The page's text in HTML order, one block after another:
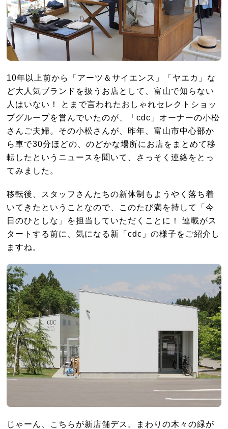
10年以上前から「アーツ＆サイエンス」「ヤエカ」な
ど大人気ブランドを扱うお店として、富山で知らない
人はいない！ とまで言われたおしゃれセレクトショッ
プグループを営んでいたのが、「cdc」オーナーの小松
さんご夫婦。その小松さんが、昨年、富山市中心部か
ら車で30分ほどの、のどかな場所にお店をまとめて移
転したというニュースを聞いて、さっそく連絡をとっ
てみました。
移転後、スタッフさんたちの新体制もようやく落ち着
いてきたということなので、このたび満を持して「今
日のひとしな」を担当していただくことに！ 連載がス
タートする前に、気になる新「cdc」の様子をご紹介し
ますね。
じゃーん、こちらが新店舗デス。まわりの木々の緑が